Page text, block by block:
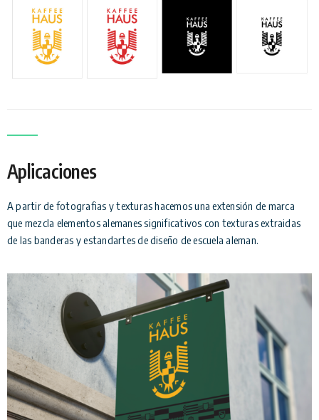
Aplicaciones
A partir de fotografias y texturas hacemos una extensión de marca
que mezcla elementos alemanes significativos con texturas extraidas
de las banderas y estandartes de diseño de escuela aleman.